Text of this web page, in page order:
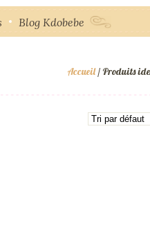
Blog Kdobebe
Accueil/ Produits